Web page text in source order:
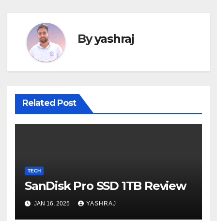
Byyashraj
Related Post
TECH
SanDisk Pro SSD 1TB Review
JAN 16, 2025 YASHRAJ